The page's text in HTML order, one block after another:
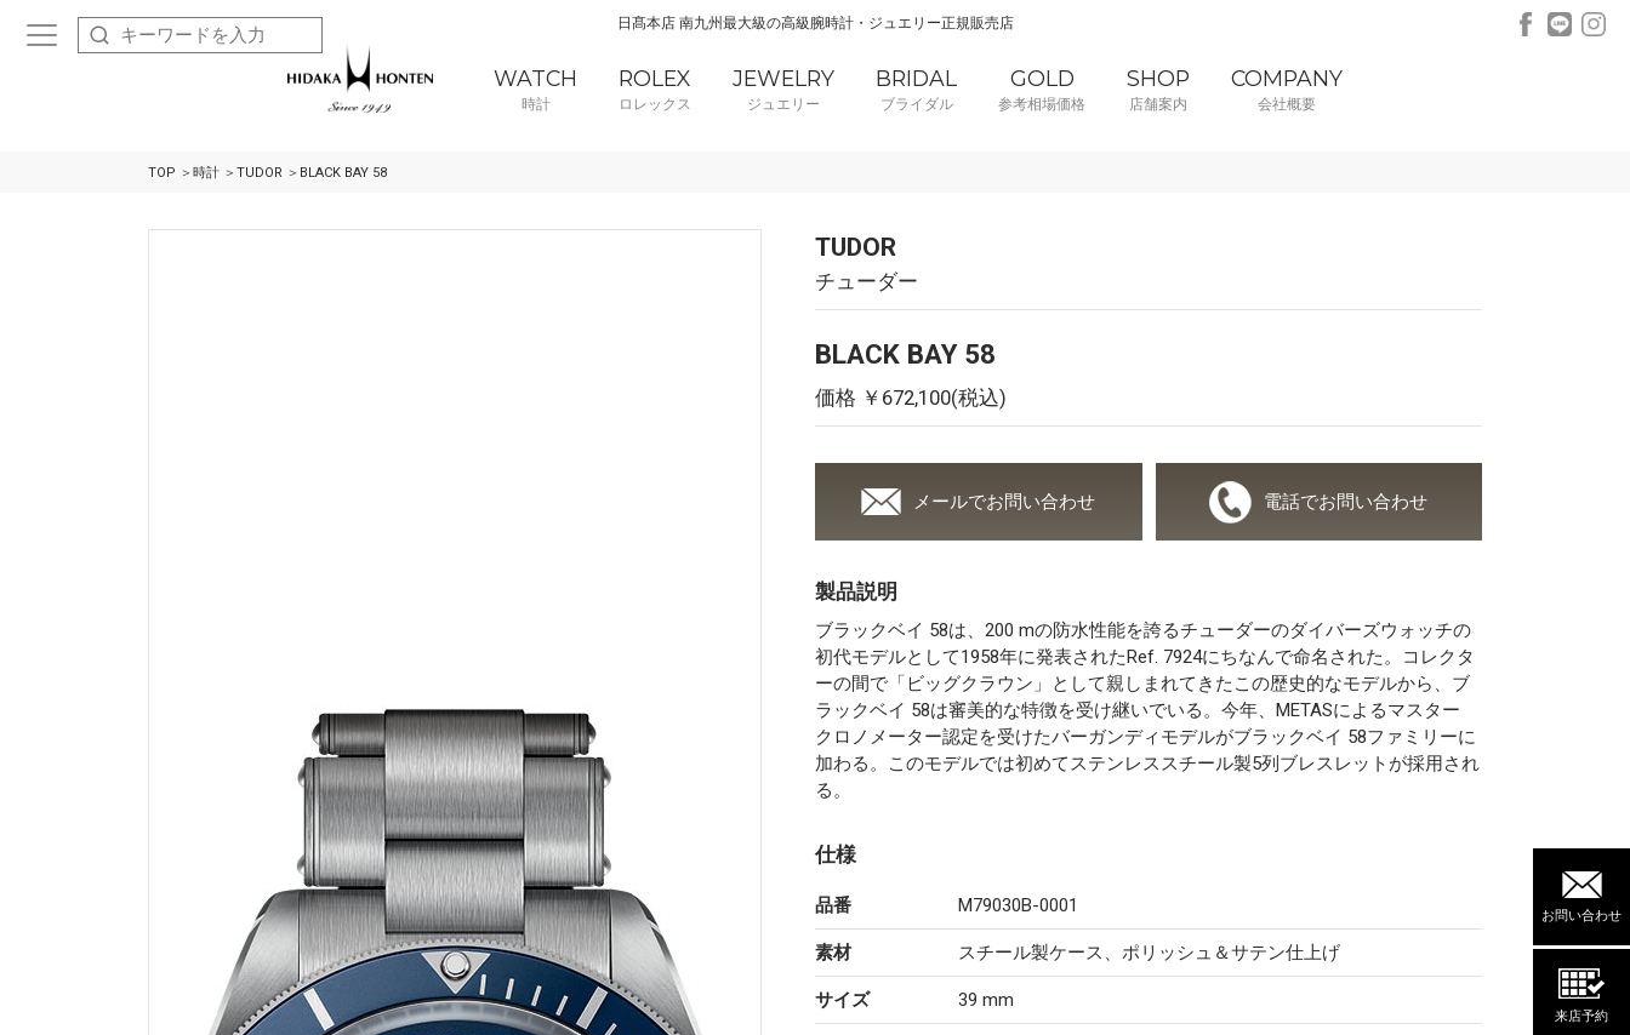
日髙本店 南九州最大級の高級腕時計・ジュエリー正規販売店
WATCH
時計
ROLEX
ロレックス
JEWELRY
ジュエリー
BRIDAL
ブライダル
GOLD
参考相場価格
SHOP
店舗案内
COMPANY
会社概要
お問い合わせ
来店予約
TOP 時計 TUDOR BLACK BAY 58
TUDOR
チューダー
BLACK BAY 58
価格 ￥672,100(税込)
メールでお問い合わせ 電話でお問い合わせ
製品説明
ブラックベイ 58は、200 mの防水性能を誇るチューダーのダイバーズウォッチの
初代モデルとして1958年に発表されたRef. 7924にちなんで命名された。コレクタ
ーの間で「ビッグクラウン」として親しまれてきたこの歴史的なモデルから、ブ
ラックベイ 58は審美的な特徴を受け継いでいる。今年、METASによるマスター
クロノメーター認定を受けたバーガンディモデルがブラックベイ 58ファミリーに
加わる。このモデルでは初めてステンレススチール製5列ブレスレットが採用され
る。
仕様
品番 M79030B-0001
素材 スチール製ケース、ポリッシュ＆サテン仕上げ
サイズ 39 mm